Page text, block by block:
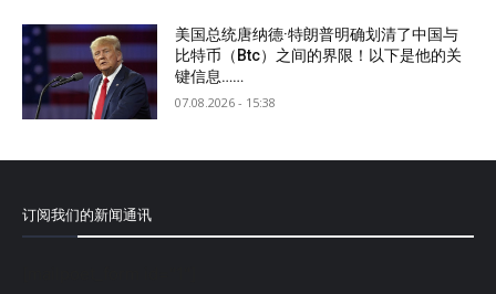
美国总统唐纳德·特朗普明确划清了中国与
比特币（Btc）之间的界限！以下是他的关
键信息……
07.08.2026 - 15:38
订阅我们的新闻通讯